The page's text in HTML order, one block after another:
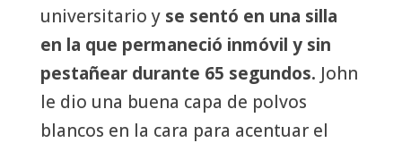
universitario y se sentó en una silla
en la que permaneció inmóvil y sin
pestañear durante 65 segundos. John
le dio una buena capa de polvos
blancos en la cara para acentuar el